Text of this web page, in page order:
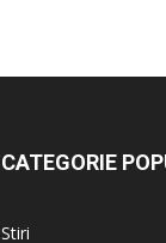
CATEGORIE
Stiri